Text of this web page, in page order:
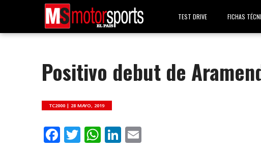
TEST DRIVE FICHAS
Positivo debut de
TC2000 |28 MAYO, 2019
Facebook
Twitter
WhatsApp
LinkedIn